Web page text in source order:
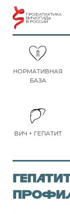
НОРМАТИВНАЯ
БАЗА
ВИЧ + ГЕПАТИТ